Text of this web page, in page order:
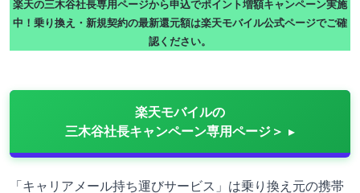
楽天の三木谷社長専用ページから申込でポイント増額キャンペーン実施
中！乗り換え・新規契約の最新還元額は楽天モバイル公式ページでご確
認ください。
楽天モバイルの
三木谷社長キャンペーン専用ページ＞
「キャリアメール持ち運びサービス」は乗り換え元の携帯